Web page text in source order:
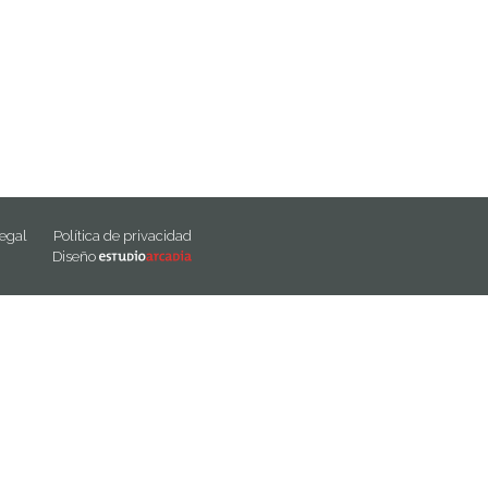
Política de privacidad
Diseño